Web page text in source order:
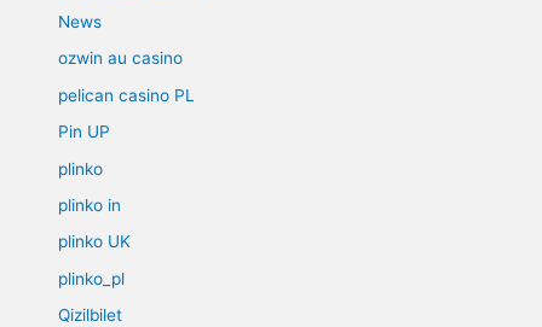
News
ozwin au casino
pelican casino PL
Pin UP
plinko
plinko in
plinko UK
plinko_pl
Qizilbilet